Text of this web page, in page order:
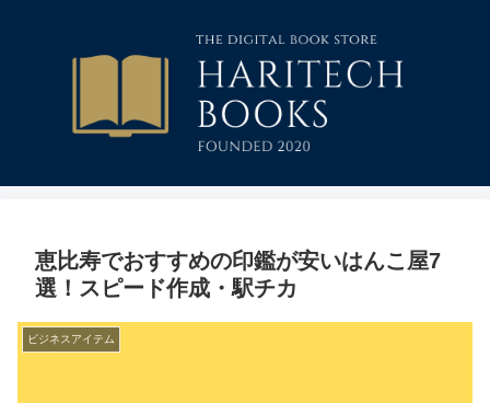
恵比寿でおすすめの印鑑が安いはんこ屋7
選！スピード作成・駅チカ
ビジネスアイテム